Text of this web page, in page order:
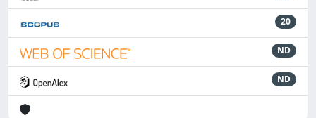
20
ND
ND